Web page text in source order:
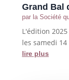
Grand Bal
par la Société
L'édition
les samedi
lire plus